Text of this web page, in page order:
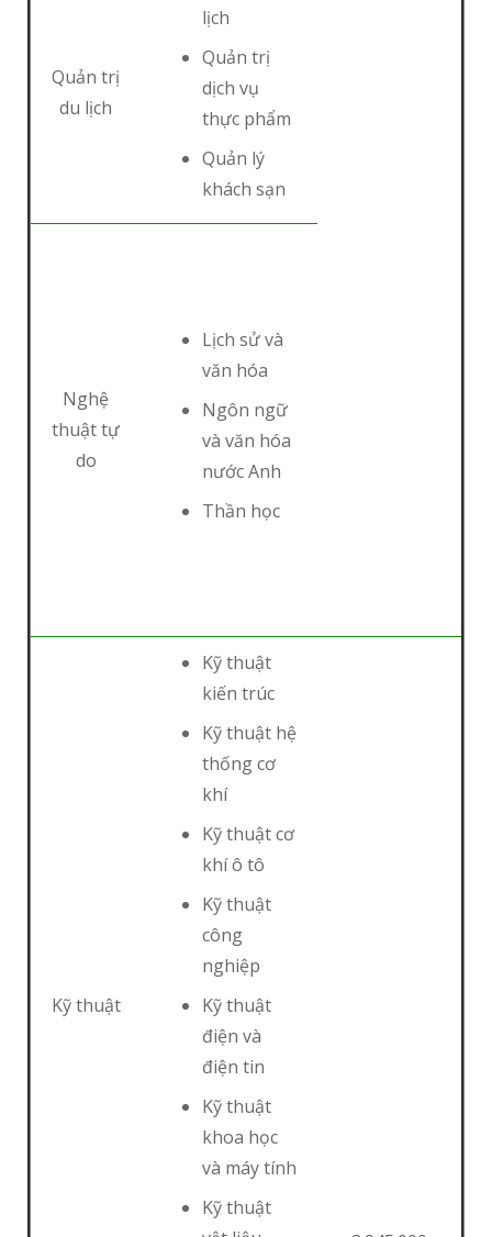
Quản trị
du lịch
lịch
Quản trị
dịch vụ
thực phẩm
Quản lý
khách sạn
Nghệ
thuật tự
do
Lịch sử và
văn hóa
Ngôn ngữ
và văn hóa
nước Anh
Thần học
Kỹ thuật
Kỹ thuật
kiến trúc
Kỹ thuật hệ
thống cơ
khí
Kỹ thuật cơ
khí ô tô
Kỹ thuật
công
nghiệp
Kỹ thuật
điện và
điện tin
Kỹ thuật
khoa học
và máy tính
Kỹ thuật